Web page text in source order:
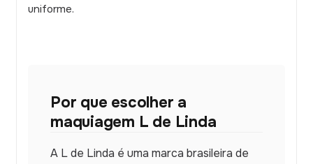
uniforme.
Por que escolher a
maquiagem L de Linda
A L de Linda é uma marca brasileira de